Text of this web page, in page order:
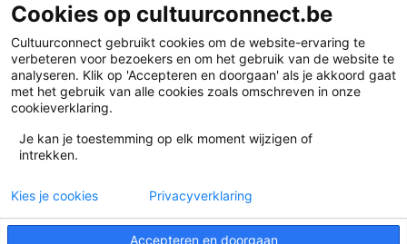
Cultuurconnect
www.cultuurconnect.be
Cookies op cultuurconnect.be
Cultuurconnect gebruikt cookies om de website-ervaring te
verbeteren voor bezoekers en om het gebruik van de website te
analyseren. Klik op 'Accepteren en doorgaan' als je akkoord gaat
met het gebruik van alle cookies zoals omschreven in onze
cookieverklaring.
Je kan je toestemming op elk moment wijzigen of
intrekken.
Accepteren en doorgaan
Kies je cookies Privacyverklaring